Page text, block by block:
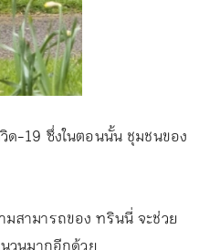
ด-19 ซึ่งในตอนนั้น ชุมชนของ
สามารถของ ทรินนี่ จะช่วย